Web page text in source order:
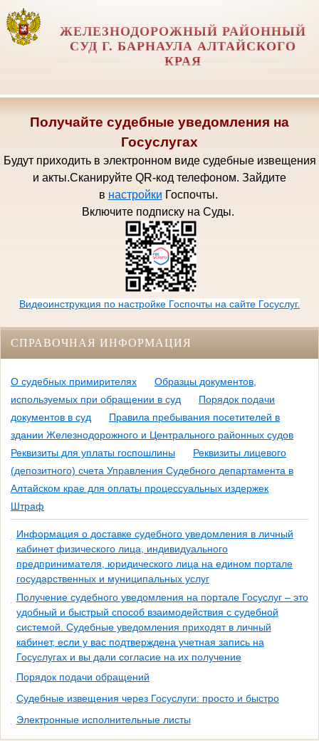
ЖЕЛЕЗНОДОРОЖНЫЙ РАЙОННЫЙ
СУД Г. БАРНАУЛА АЛТАЙСКОГО
КРАЯ
Получайте судебные уведомления на
Госуслугах
Будут приходить в электронном виде судебные извещения
и акты.Сканируйте QR-код телефоном. Зайдите
в настройки Госпочты.
Включите подписку на Суды.
Видеоинструкция по настройке Госпочты на сайте Госуслуг.
СПРАВОЧНАЯ ИНФОРМАЦИЯ
О судебных примирителях
Образцы документов,
используемых при обращении в суд
Порядок подачи
документов в суд
Правила пребывания посетителей в
здании Железнодорожного и Центрального районных судов
Реквизиты для уплаты госпошлины
Реквизиты лицевого
(депозитного) счета Управления Судебного департамента в
Алтайском крае для оплаты процессуальных издержек
Штраф
Информация о доставке судебного уведомления в личный
кабинет физического лица, индивидуального
предпринимателя, юридического лица на едином портале
государственных и муниципальных услуг
Получение судебного уведомления на портале Госуслуг – это
удобный и быстрый способ взаимодействия с судебной
системой. Судебные уведомления приходят в личный
кабинет, если у вас подтверждена учетная запись на
Госуслугах и вы дали согласие на их получение
Порядок подачи обращений
Судебные извещения через Госуслуги: просто и быстро
Электронные исполнительные листы